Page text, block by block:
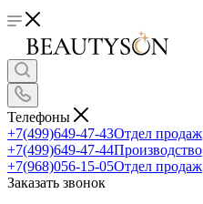
Телефоны
+7(499)649-47-43Отдел продаж
+7(499)649-47-44Производство
+7(968)056-15-05Отдел продаж
Заказать звонок